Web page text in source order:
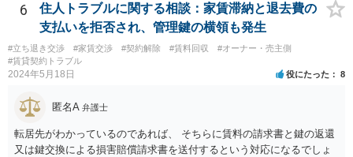
6
住人トラブルに関する相談：家賃滞納と退去費の
支払いを拒否され、管理鍵の横領も発生
#立ち退き交渉 #家賃交渉 #契約解除 #賃料回収
#オーナー・売主側
#賃貸契約トラブル
2024年5月18日 役にたった 8
匿名A 弁護士
転居先がわかっているのであれば、 そちらに賃料の請求書と鍵の返還
又は鍵交換による損害賠償請求書を送付するという対応になるでしょ